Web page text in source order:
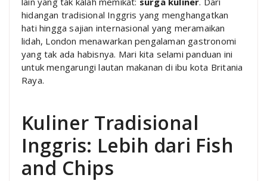
hidangan tradisional Inggris yang menghangatkan
hati hingga sajian internasional yang meramaikan
lidah, London menawarkan pengalaman gastronomi
yang tak ada habisnya. Mari kita selami panduan ini
untuk mengarungi lautan makanan di ibu kota Britania
Raya.
Kuliner Tradisional
Inggris: Lebih dari Fish
and Chips